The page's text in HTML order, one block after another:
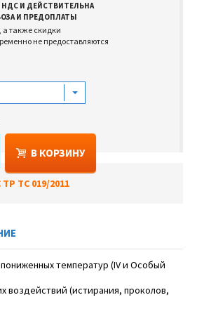
НДС И ДЕЙСТВИТЕЛЬНА
И ПРЕДОПЛАТЫ
а также скидки
не предоставляются
В КОРЗИНУ
ТС 019/2011
температур (IV и Особый
воздействий (истирания, проколов,